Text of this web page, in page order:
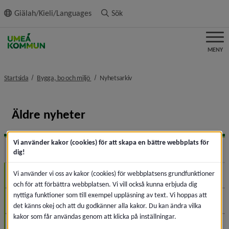
innehållet
Giälah/Kieli/Languages Sök
MENY
Startsida Bygga, bo och miljö nivå i brödsmulenavigeringen
Nyhetsarkivnivå i brödsmulenavigeringen
Äldre nyheter
2026
Augusti (1)
Juli (2)
Vi använder kakor (cookies) för att skapa en bättre webbplats för
dig!
Vi använder vi oss av kakor (cookies) för webbplatsens grundfunktioner
och för att förbättra webbplatsen. Vi vill också kunna erbjuda dig
nyttiga funktioner som till exempel uppläsning av text. Vi hoppas att
det känns okej och att du godkänner alla kakor. Du kan ändra vilka
kakor som får användas genom att klicka på inställningar.